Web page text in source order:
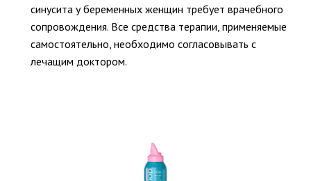
синусита у беременных женщин требует врачебного
сопровождения. Все средства терапии, применяемые
самостоятельно, необходимо согласовывать с
лечащим доктором.